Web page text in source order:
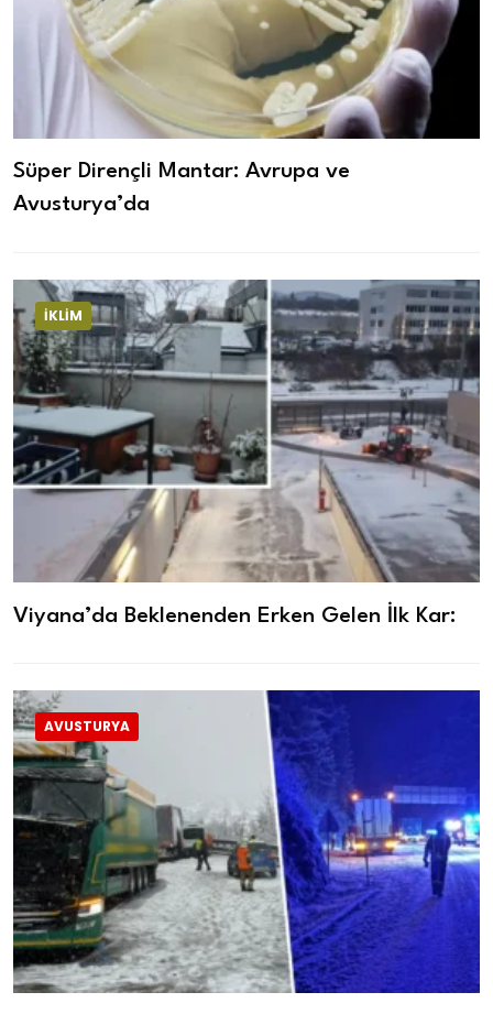
Süper Dirençli Mantar: Avrupa ve
Avusturya’da
İKLIM
Viyana’da Beklenenden Erken Gelen İlk Kar:
AVUSTURYA